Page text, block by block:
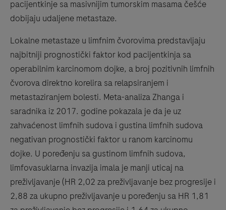
pacijentkinje sa masivnijim tumorskim masama češće
dobijaju udaljene metastaze.
Lokalne metastaze u limfnim čvorovima predstavljaju
najbitniji prognostički faktor kod pacijentkinja sa
operabilnim karcinomom dojke, a broj pozitivnih limfnih
čvorova direktno korelira sa relapsiranjem i
metastaziranjem bolesti. Meta-analiza Zhanga i
saradnika iz 2017. godine pokazala je da je uz
zahvaćenost limfnih sudova i gustina limfnih sudova
negativan prognostički faktor u ranom karcinomu
dojke. U poređenju sa gustinom limfnih sudova,
limfovasuklarna invazija imala je manji uticaj na
preživljavanje (HR 2,02 za preživljavanje bez progresije i
2,88 za ukupno preživljavanje u poređenju sa HR 1,81